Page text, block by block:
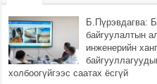
Б.Пүрэвдагва:
байгуулалтын
инженерийн
холбоогүйгээс саатах ёсгүй